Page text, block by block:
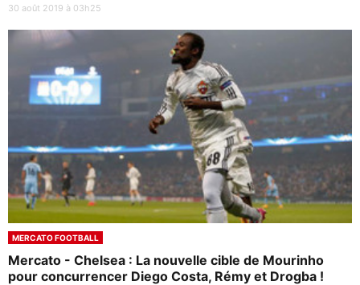
30 août 2019 à 03h25
MERCATO FOOTBALL
Mercato - Chelsea : La nouvelle cible de Mourinho
pour concurrencer Diego Costa, Rémy et Drogba !